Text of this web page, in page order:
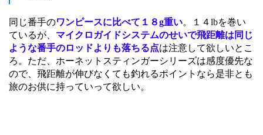
同じ番手のワンピースに比べて１８g重い。１４lbを巻い
ているが、 マイクロガイドシステムのせいで飛距離は同じ
ような番手のロッドよりも落ちる点は注意して欲しいとこ
ろ。ただ、ホーネットスティンガーシリーズは感度優先な
ので、飛距離が伸びなくても釣れるポイントなら是非とも
旅のお供に持っていって欲しい。